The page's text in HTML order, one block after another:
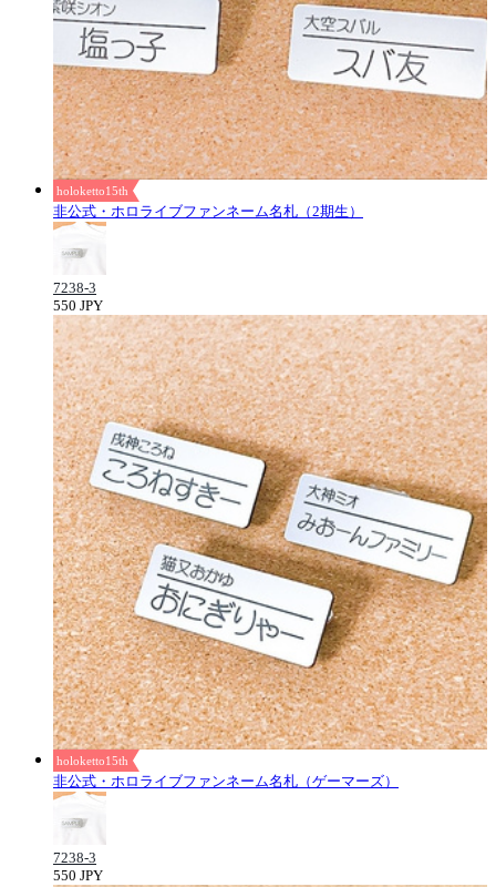
holoketto15th
非公式・ホロライブファンネーム名札（2期生）
7238-3
550 JPY
holoketto15th
非公式・ホロライブファンネーム名札（ゲーマーズ）
7238-3
550 JPY